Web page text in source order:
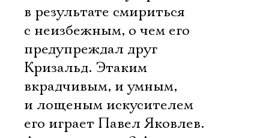
в результате смириться
с неизбежным, о чем его
предупреждал друг
Кризальд. Этаким
вкрадчивым, и умным,
и лощеным искусителем
его играет Павел Яковлев.